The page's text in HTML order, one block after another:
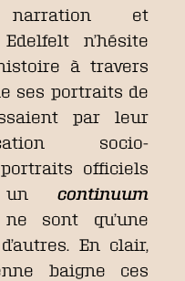
et
n’hésite
à travers
ses portraits de
par leur
socio-
officiels
un continuum
sont qu’une
En clair,
baigne ces